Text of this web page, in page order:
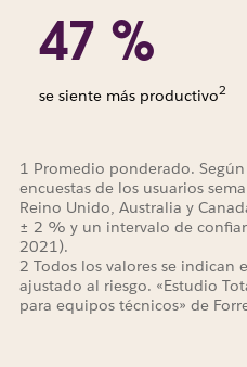
47 %
se siente más productivo2
1 Promedio ponderado.
encuestas de los usuarios
Reino Unido, Australia y
± 2 % y un intervalo de
2021).
2 Todos los valores se indican
ajustado al riesgo. «Estudio
para equipos técnicos» de